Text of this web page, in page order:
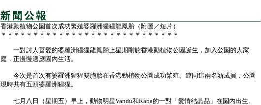
香港動植物公園首次成功繁殖婆羅洲猩猩龍鳳胎（附圖／短片）
＊＊＊＊＊＊＊＊＊＊＊＊＊＊＊＊＊＊＊＊＊＊＊＊＊＊＊＊
一對討人喜愛的婆羅洲猩猩龍鳳胎上星期剛於香港動植物公園誕生，加入公園的大家
庭，正慢慢適應園內生活。
今次是首次有婆羅洲猩猩雙胞胎在香港動植物公園成功繁殖。連同這兩名新成員，公園
現時共有五頭婆羅洲猩猩。
七月八日（星期五）早上，動物明星Vandu和Raba的一對「愛情結晶品」在園內出生。